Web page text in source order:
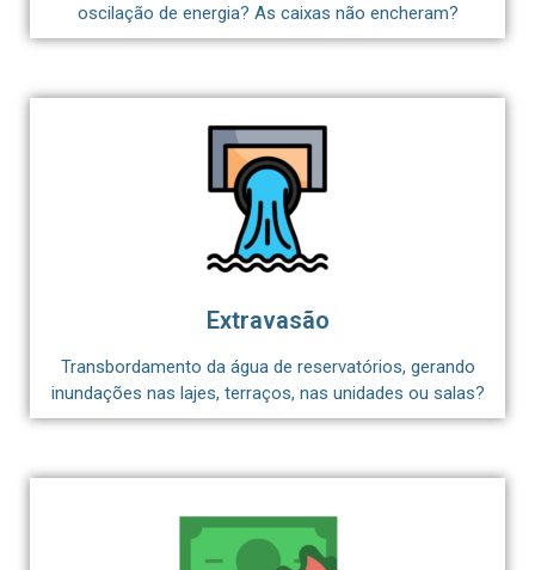
oscilação de energia? As caixas não encheram?
Extravasão
Transbordamento da água de reservatórios, gerando
inundações nas lajes, terraços, nas unidades ou salas?